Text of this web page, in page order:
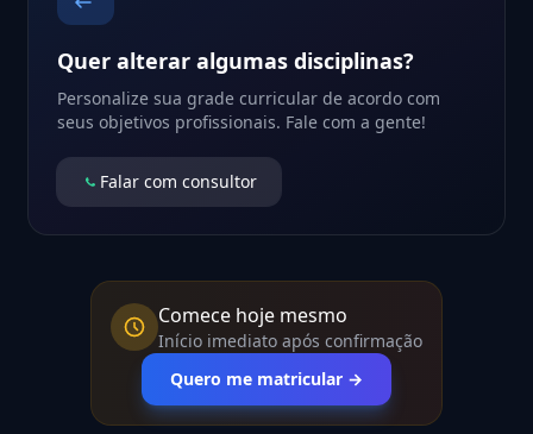
Quer alterar algumas disciplinas?
Personalize sua grade curricular de acordo com
seus objetivos profissionais. Fale com a gente!
Falar com consultor
Comece hoje mesmo
Início imediato após confirmação
Quero me matricular →